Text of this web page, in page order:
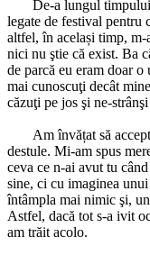
De-a lungul timpului
legate de festival pentru
altfel, în același timp,
nici nu ştie că exist. Ba
de parcă eu eram doar
mai cunoscuţi decât
căzuţi pe jos şi ne-
Am învățat să accept.
destule. Mi-am spus
ceva ce n-ai avut tu
sine, ci cu imaginea
întâmpla mai nimic şi,
Astfel, dacă tot s-a ivit
am trăit acolo.